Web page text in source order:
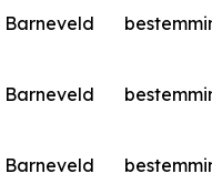
Barneveld
Barneveld
Barneveld